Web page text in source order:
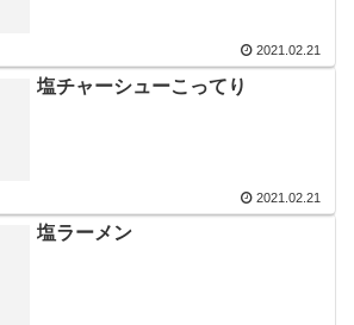
2021.02.21
塩チャーシューこってり
2021.02.21
塩ラーメン